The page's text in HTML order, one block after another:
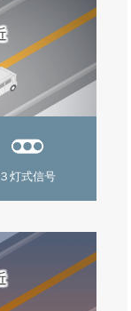
３灯式信号